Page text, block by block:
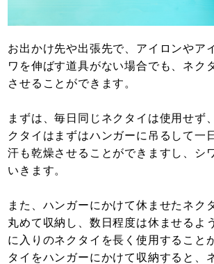
お出かけ先や出張先で、アイロンやア
ワを伸ばす道具がない場合でも、ネク
させることができます。
まずは、毎日同じネクタイは使用せず
クタイはまずはハンガーに吊るして一
汗も乾燥させることができますし、シ
いきます。
また、ハンガーにかけて休ませたネク
丸めて収納し、数日程度は休ませるよ
に入りのネクタイを長く使用すること
タイをハンガーにかけて収納すると、